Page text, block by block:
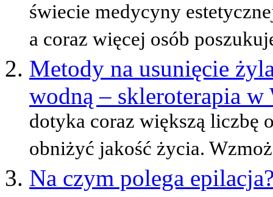
świecie medycyny
a coraz więcej osób
Metody na usunięcie
wodną – skleroterapia w
dotyka coraz większą liczbę
obniżyć jakość życia.
Na czym polega